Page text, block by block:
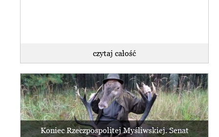
czytaj całość
Koniec Rzeczpospolitej Myśliwskiej. Senat